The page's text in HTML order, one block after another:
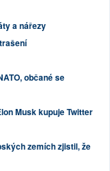
a nářezy
občané se
Musk kupuje Twitter
zemích zjistil, že